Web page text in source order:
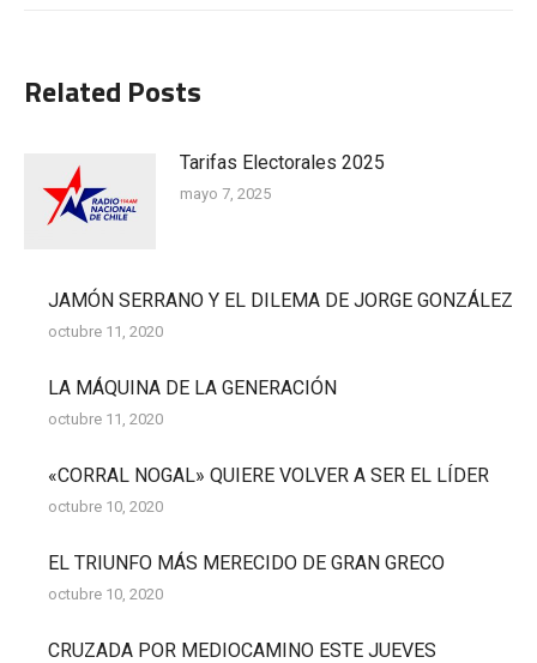
Related Posts
Tarifas Electorales 2025
mayo 7, 2025
JAMÓN SERRANO Y EL DILEMA DE JORGE GONZÁLEZ
octubre 11, 2020
LA MÁQUINA DE LA GENERACIÓN
octubre 11, 2020
«CORRAL NOGAL» QUIERE VOLVER A SER EL LÍDER
octubre 10, 2020
EL TRIUNFO MÁS MERECIDO DE GRAN GRECO
octubre 10, 2020
CRUZADA POR MEDIOCAMINO ESTE JUEVES